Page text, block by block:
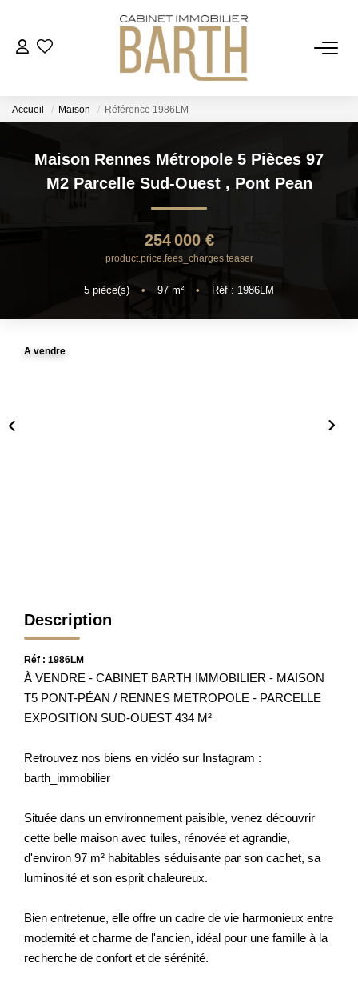
ESTIMER
VENDRE
Accueil Maison Référence 1986LM
Maison Rennes Métropole 5 Pièces 97
M2 Parcelle Sud-Ouest , Pont Pean
254 000 €
product.price.fees_charges.teaser
5 pièce(s) • 97 m² • Réf : 1986LM
A vendre
Description
Réf : 1986LM
À VENDRE - CABINET BARTH IMMOBILIER - MAISON
T5 PONT-PÉAN / RENNES METROPOLE - PARCELLE
EXPOSITION SUD-OUEST 434 M²
Retrouvez nos biens en vidéo sur Instagram :
barth_immobilier
Située dans un environnement paisible, venez découvrir
cette belle maison avec tuiles, rénovée et agrandie,
d'environ 97 m² habitables séduisante par son cachet, sa
luminosité et son esprit chaleureux.
Bien entretenue, elle offre un cadre de vie harmonieux entre
modernité et charme de l'ancien, idéal pour une famille à la
recherche de confort et de sérénité.